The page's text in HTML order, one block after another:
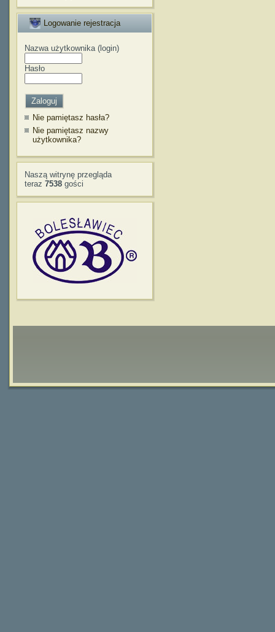
Logowanie rejestracja
Nazwa użytkownika (login)
Hasło
Nie pamiętasz hasła?
Nie pamiętasz nazwy
użytkownika?
Naszą witrynę przegląda
teraz 7538 gości